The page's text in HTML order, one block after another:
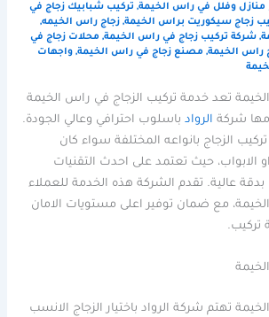
منازل وفلل في راس الخيمة, تركيب شبابيك زجاج في
زجاج سيكوريت براس الخيمة,زجاج راس الخيمه,
,شركة تركيب زجاج في راس الخيمة, محلات زجاج في
راس الخيمة, مصنع زجاج في راس الخيمة,واجهات
تعد خدمة تركيب الزجاج في راس الخيمة
شركة الرواد باسلوب احترافي وعالي الجودة.
الزجاج بانواعه المختلفة سواء كان
الابواب، حيث تعتمد على احدث التقنيات
بدقة عالية. تقدم الشركة هذه الخدمة للعملاء
مع ضمان توفير اعلى مستويات الامان
تركيب.
تهتم شركة الرواد باختيار الزجاج الانسب